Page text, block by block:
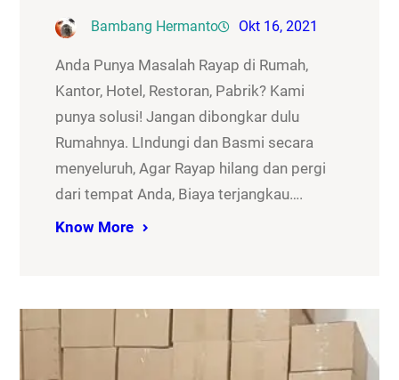
Bambang Hermanto Okt 16, 2021
Anda Punya Masalah Rayap di Rumah,
Kantor, Hotel, Restoran, Pabrik? Kami
punya solusi! Jangan dibongkar dulu
Rumahnya. LIndungi dan Basmi secara
menyeluruh, Agar Rayap hilang dan pergi
dari tempat Anda, Biaya terjangkau….
Know More